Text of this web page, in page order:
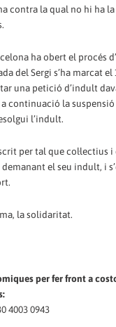
contra la qual no hi ha
ha obert el procés
del Sergi s’ha marcat
una petició d’indult
continuació la suspensió
l’indult.
per tal que col·lectius
el seu indult, i
la solidaritat.
per fer front a
4003 0943